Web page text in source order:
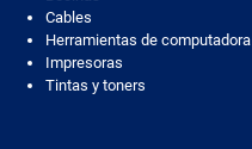
Cables
Herramientas de computadora
Impresoras
Tintas y toners